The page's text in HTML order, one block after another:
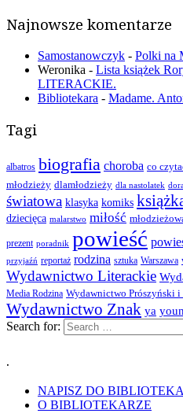
Najnowsze komentarze
Samostanowczyk - Polki na
Weronika - Lista książek
LITERACKIE.
Bibliotekara - Madame.
Tagi
albatros biografia choroba co
młodzieży dlamłodzieży dla nastolatek
światowa klasyka komiks
dziecięca malarstwo miłość
prezent poradnik powieść
przyjaźń reportaż rodzina sztuka Warszawa
Wydawnictwo Literackie
Media Rodzina Wydawnictwo Prószyński i
Wydawnictwo Znak ya
Search for:
.
NAPISZ DO
O BIBLIOTEKARZE